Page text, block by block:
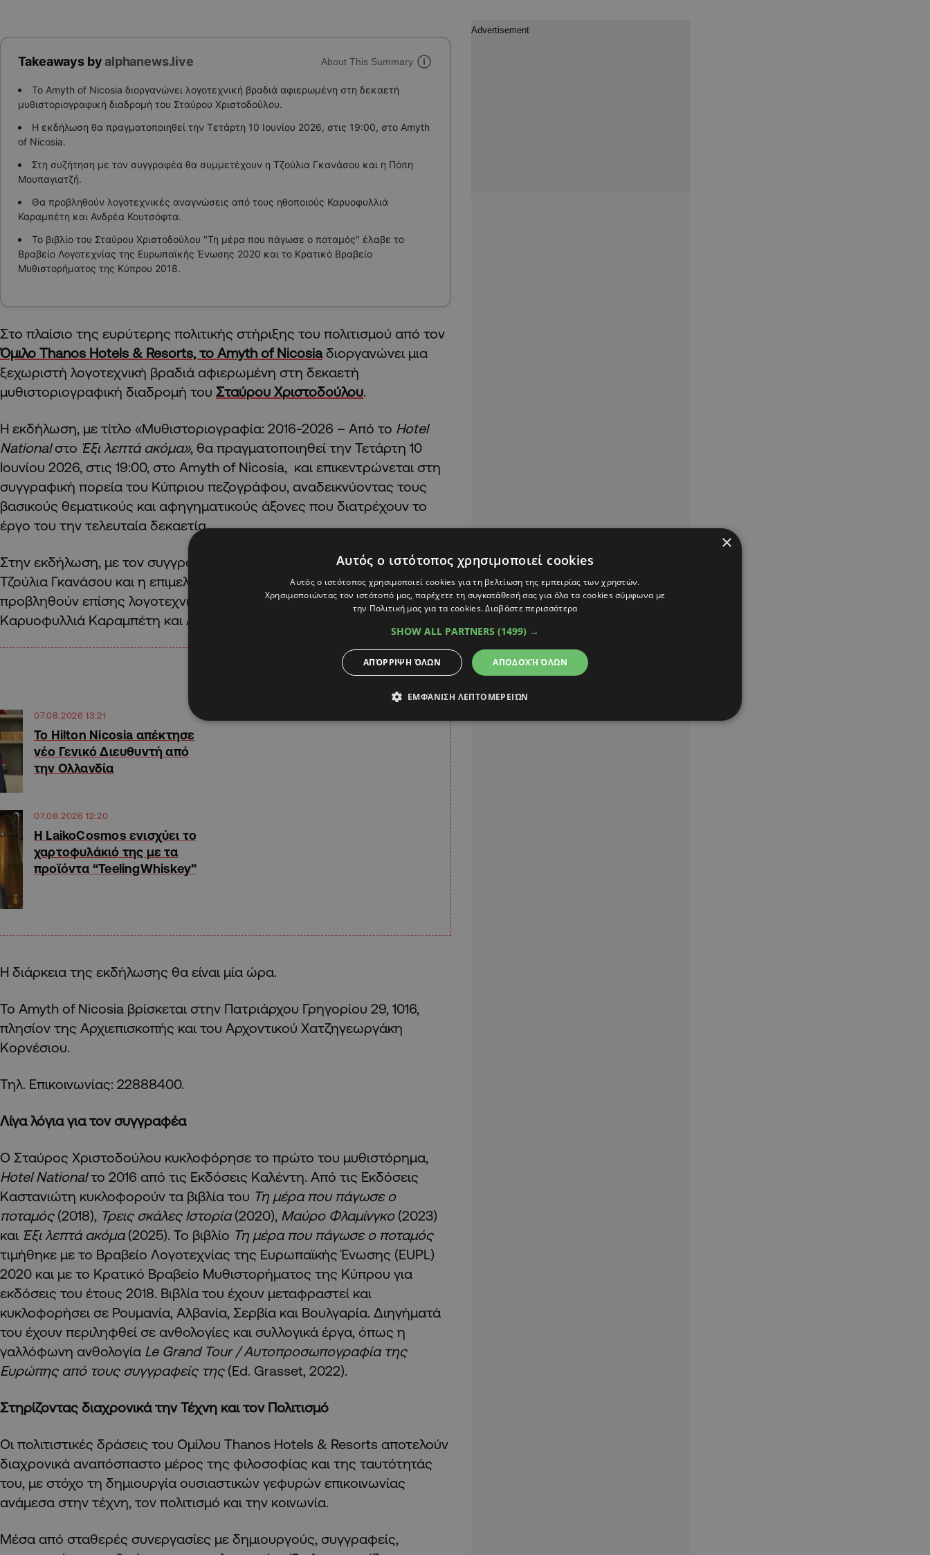
Takeaways byalphanews.live About This Summary
Το Amyth of Nicosia διοργανώνει λογοτεχνική βραδιά αφιερωμένη στη δεκαετή
μυθιστοριογραφική διαδρομή του Σταύρου Χριστοδούλου.
Η εκδήλωση θα πραγματοποιηθεί την Τετάρτη 10 Ιουνίου 2026, στις 19:00, στο Amyth
of Nicosia.
Στη συζήτηση με τον συγγραφέα θα συμμετέχουν η Τζούλια Γκανάσου και η Πόπη
Μουπαγιατζή.
Θα προβληθούν λογοτεχνικές αναγνώσεις από τους ηθοποιούς Καρυοφυλλιά
Καραμπέτη και Ανδρέα Κουτσόφτα.
Το βιβλίο του Σταύρου Χριστοδούλου "Τη μέρα που πάγωσε ο ποταμός" έλαβε το
Βραβείο Λογοτεχνίας της Ευρωπαϊκής Ένωσης 2020 και το Κρατικό Βραβείο
Μυθιστορήματος της Κύπρου 2018.
Στο πλαίσιο της ευρύτερης πολιτικής στήριξης του πολιτισμού από τον
Όμιλο Thanos Hotels & Resorts, το Amyth of Nicosiaδιοργανώνει μια
ξεχωριστή λογοτεχνική βραδιά αφιερωμένη στη δεκαετή
μυθιστοριογραφική διαδρομή του Σταύρου Χριστοδούλου.
Η εκδήλωση, με τίτλο «Μυθιστοριογραφία: 2016-2026 – Από το Hotel
Nationalστο Έξι λεπτά ακόμα», θα πραγματοποιηθεί την Τετάρτη 10
Ιουνίου 2026, στις 19:00, στο Amyth of Nicosia, και επικεντρώνεται στη
συγγραφική πορεία του Κύπριου πεζογράφου, αναδεικνύοντας τους
βασικούς θεματικούς και αφηγηματικούς άξονες που διατρέχουν το
έργο του την τελευταία δεκαετία.
Στην εκδήλωση, με τον συγγραφέα θα συνομιλήσουν η συγγραφέας
Τζούλια Γκανάσου και η επιμελήτρια εκδόσεων Πόπη Μουπαγιατζή. Θα
προβληθούν επίσης λογοτεχνικές αναγνώσεις από τους ηθοποιούς
Καρυοφυλλιά Καραμπέτη και Ανδρέα Κουτσόφτα.
07.08.2026 13:21
Το Hilton Nicosia απέκτησε
νέο Γενικό Διευθυντή από
την Ολλανδία
07.08.2026 12:20
Η LaikoCosmos ενισχύει το
χαρτοφυλάκιό της με τα
προϊόντα “TeelingWhiskey”
Η διάρκεια της εκδήλωσης θα είναι μία ώρα.
To Amyth of Nicosia βρίσκεται στην Πατριάρχου Γρηγορίου 29, 1016,
πλησίον της Αρχιεπισκοπής και του Αρχοντικού Χατζηγεωργάκη
Κορνέσιου.
Τηλ. Επικοινωνίας: 22888400.
Λίγα λόγια για τον συγγραφέα
Ο Σταύρος Χριστοδούλου κυκλοφόρησε το πρώτο του μυθιστόρημα,
Hotel Nationalτο 2016 από τις Εκδόσεις Καλέντη. Από τις Εκδόσεις
Καστανιώτη κυκλοφορούν τα βιβλία του Τη μέρα που πάγωσε ο
ποταμός(2018), Τρεις σκάλες Ιστορία(2020), Μαύρο Φλαμίνγκο(2023)
και Έξι λεπτά ακόμα(2025). Το βιβλίο Τη μέρα που πάγωσε ο ποταμός
τιμήθηκε με το Βραβείο Λογοτεχνίας της Ευρωπαϊκής Ένωσης (EUPL)
2020 και με το Κρατικό Βραβείο Μυθιστορήματος της Κύπρου για
εκδόσεις του έτους 2018. Βιβλία του έχουν μεταφραστεί και
κυκλοφορήσει σε Ρουμανία, Αλβανία, Σερβία και Βουλγαρία. Διηγήματά
του έχουν περιληφθεί σε ανθολογίες και συλλογικά έργα, όπως η
γαλλόφωνη ανθολογία Le Grand Tour / Αυτοπροσωπογραφία της
Ευρώπης από τους συγγραφείς της(Ed. Grasset, 2022).
Στηρίζοντας διαχρονικά την Τέχνη και τον Πολιτισμό
Οι πολιτιστικές δράσεις του Ομίλου Thanos Hotels & Resorts αποτελούν
διαχρονικά αναπόσπαστο μέρος της φιλοσοφίας και της ταυτότητάς
του, με στόχο τη δημιουργία ουσιαστικών γεφυρών επικοινωνίας
ανάμεσα στην τέχνη, τον πολιτισμό και την κοινωνία.
Μέσα από σταθερές συνεργασίες με δημιουργούς, συγγραφείς,
×
Αυτός ο ιστότοπος χρησιμοποιεί cookies
Αυτός ο ιστότοπος χρησιμοποιεί cookies για τη βελτίωση της εμπειρίας των χρηστών.
Χρησιμοποιώντας τον ιστότοπό μας, παρέχετε τη συγκατάθεσή σας για όλα τα cookies σύμφωνα με
την Πολιτική μας για τα cookies.Διαβάστε περισσότερα
SHOW ALL PARTNERS (1499) →
ΑΠΟΔΟΧΉ ΌΛΩΝ
ΑΠΌΡΡΙΨΗ ΌΛΩΝ
ΕΜΦΆΝΙΣΗ ΛΕΠΤΟΜΕΡΕΙΏΝ